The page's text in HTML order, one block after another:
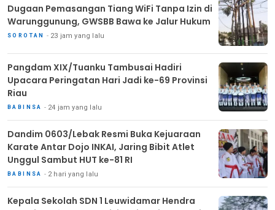
Dugaan Pemasangan Tiang WiFi Tanpa Izin di
Warunggunung, GWSBB Bawa ke Jalur Hukum
SOROTAN 23 jam yang lalu
Pangdam XIX/Tuanku Tambusai Hadiri
Upacara Peringatan Hari Jadi ke-69 Provinsi
Riau
BABINSA 24 jam yang lalu
Dandim 0603/Lebak Resmi Buka Kejuaraan
Karate Antar Dojo INKAI, Jaring Bibit Atlet
Unggul Sambut HUT ke-81 RI
BABINSA 2 hari yang lalu
Kepala Sekolah SDN 1 Leuwidamar Hendra